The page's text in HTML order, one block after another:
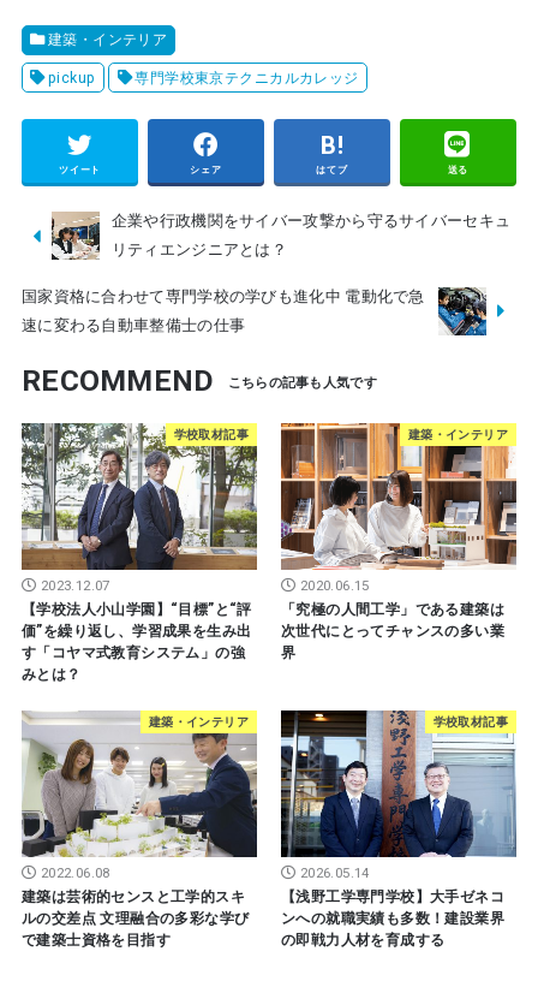
建築・インテリア
pickup 専門学校東京テクニカルカレッジ
ツイート シェア はてブ 送る
企業や行政機関をサイバー攻撃から守るサイバーセキュ
リティエンジニアとは？
国家資格に合わせて専門学校の学びも進化中 電動化で急
速に変わる自動車整備士の仕事
RECOMMEND
学校取材記事
2023.12.07
【学校法人小山学園】“目標”と“評
価”を繰り返し、学習成果を生み出
す「コヤマ式教育システム」の強
みとは？
建築・インテリア
2020.06.15
「究極の人間工学」である建築は
次世代にとってチャンスの多い業
界
建築・インテリア
2022.06.08
建築は芸術的センスと工学的スキ
ルの交差点 文理融合の多彩な学び
で建築士資格を目指す
学校取材記事
2026.05.14
【浅野工学専門学校】大手ゼネコ
ンへの就職実績も多数！建設業界
の即戦力人材を育成する